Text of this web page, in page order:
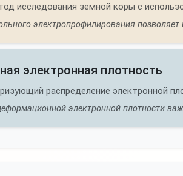
исследования земной коры с
электропрофилирования позволяет
электронная плотность
распределение электронной
электронной плотности